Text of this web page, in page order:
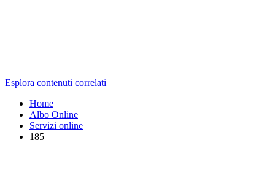
Esplora contenuti correlati
Home
Albo Online
Servizi online
185